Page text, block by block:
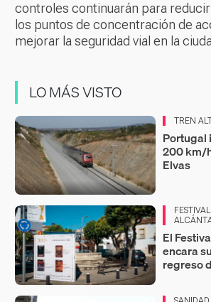
controles continuarán para
los puntos de concentración de
mejorar la seguridad vial en la
LO MÁS VISTO
TREN
Portugal
200 km/
Elvas
El
encara
regreso